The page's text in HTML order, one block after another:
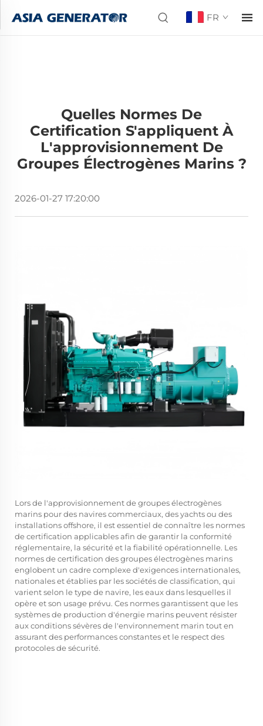
FR
Quelles Normes De
Certification S'appliquent À
L'approvisionnement De
Groupes Électrogènes Marins ?
2026-01-27 17:20:00
Lors de l'approvisionnement de groupes électrogènes
marins pour des navires commerciaux, des yachts ou des
installations offshore, il est essentiel de connaître les normes
de certification applicables afin de garantir la conformité
réglementaire, la sécurité et la fiabilité opérationnelle. Les
normes de certification des groupes électrogènes marins
englobent un cadre complexe d'exigences internationales,
nationales et établies par les sociétés de classification, qui
varient selon le type de navire, les eaux dans lesquelles il
opère et son usage prévu. Ces normes garantissent que les
systèmes de production d'énergie marins peuvent résister
aux conditions sévères de l'environnement marin tout en
assurant des performances constantes et le respect des
protocoles de sécurité.